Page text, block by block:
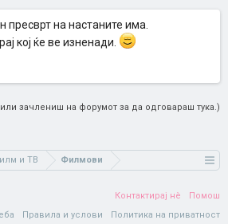
на настаните има.
кој ќе ве изненади.
зачлениш на форумот за да одговараш тука.)
и ТВ Филмови
Контактирај нè
Помош
Правила и услови
Политика на приватност